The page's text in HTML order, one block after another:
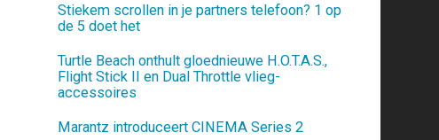
Stiekem scrollen in je partners telefoon? 1 op
de 5 doet het
Turtle Beach onthult gloednieuwe H.O.T.A.S.,
Flight Stick II en Dual Throttle vlieg-
accessoires
Marantz introduceert CINEMA Series 2